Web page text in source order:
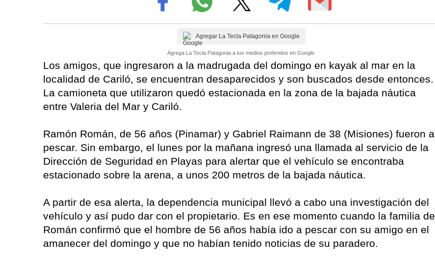
Agregar La Tecla Patagonia en Google
Agrega La Tecla Patagonia a tus medios preferidos en Google.
Los amigos, que ingresaron a la madrugada del domingo en kayak al mar en la
localidad de Cariló, se encuentran desaparecidos y son buscados desde entonces.
La camioneta que utilizaron quedó estacionada en la zona de la bajada náutica
entre Valeria del Mar y Cariló.
Ramón Román, de 56 años (Pinamar) y Gabriel Raimann de 38 (Misiones) fueron a
pescar. Sin embargo, el lunes por la mañana ingresó una llamada al servicio de la
Dirección de Seguridad en Playas para alertar que el vehículo se encontraba
estacionado sobre la arena, a unos 200 metros de la bajada náutica.
A partir de esa alerta, la dependencia municipal llevó a cabo una investigación del
vehículo y así pudo dar con el propietario. Es en ese momento cuando la familia de
Román confirmó que el hombre de 56 años había ido a pescar con su amigo en el
amanecer del domingo y que no habían tenido noticias de su paradero.